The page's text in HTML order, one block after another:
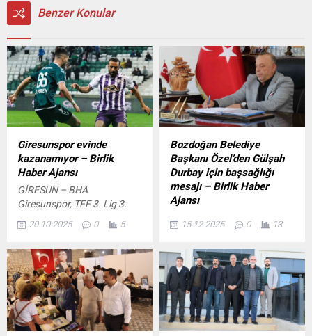
Benzer Konular
Giresunspor evinde
kazanamıyor – Birlik
Haber Ajansı
GİRESUN – BHA
Giresunspor, TFF 3. Lig 3.
sahasında ağırladığı Artvin
olarak önemli bir fırsatı
elinden kaçırdı. Giresun
Belediyesi saha
çalışmalarına devam ediyor
İçeriği Görüntüle İlk yarısı
golsüz geçen karşılaşmada
20.10.2025 0 5
Bozdoğan Belediye
Başkanı Özel’den Gülşah
Durbay için başsağlığı
mesajı – Birlik Haber
Ajansı
AYDIN – BHA Didim’de atıklar
Görüntüle Manisa
Şehzadeler Belediye Başkanı
Gülşah Durbay’dan acı haber
geldi. Bir süredir rahatsızlığı
nedeniyle tedavi gören
Başkan Durbay, tüm
15.12.2025 0 13